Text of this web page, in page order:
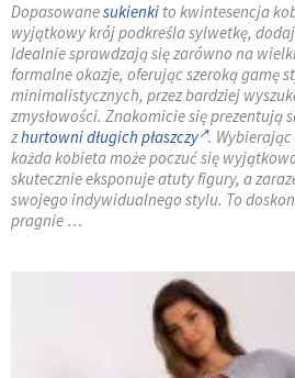
Dopasowanesukienki to kwintesencja
wyjątkowy krój podkreśla sylwetkę,
Idealnie sprawdzają się zarówno na
formalne okazje, oferując szeroką gamę
minimalistycznych, przez bardziej
zmysłowości. Znakomicie się prezentują
zhurtowni długich płaszczy . Wybierając
każda kobieta może poczuć się
skutecznie eksponuje atuty figury, a
swojego indywidualnego stylu. To
pragnie …